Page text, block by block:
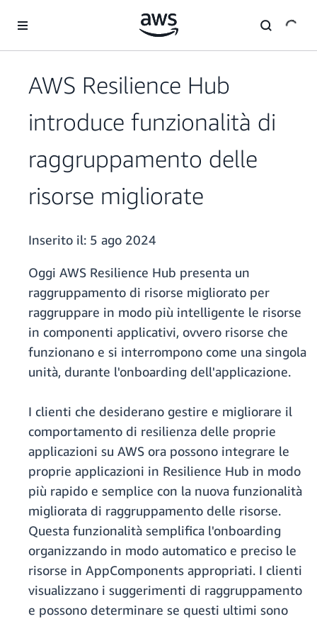
AWS Resilience Hub
introduce funzionalità di
raggruppamento delle
risorse migliorate
Inserito il: 5 ago 2024
Oggi AWS Resilience Hub presenta un
raggruppamento di risorse migliorato per
raggruppare in modo più intelligente le risorse
in componenti applicativi, ovvero risorse che
funzionano e si interrompono come una singola
unità, durante l'onboarding dell'applicazione.
I clienti che desiderano gestire e migliorare il
comportamento di resilienza delle proprie
applicazioni su AWS ora possono integrare le
proprie applicazioni in Resilience Hub in modo
più rapido e semplice con la nuova funzionalità
migliorata di raggruppamento delle risorse.
Questa funzionalità semplifica l'onboarding
organizzando in modo automatico e preciso le
risorse in AppComponents appropriati. I clienti
visualizzano i suggerimenti di raggruppamento
e possono determinare se questi ultimi sono